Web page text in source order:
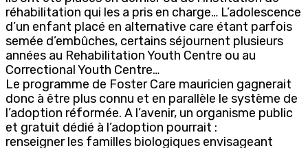
réhabilitation qui les a pris en charge… L’adolescence
d’un enfant placé en alternative care étant parfois
semée d’embûches, certains séjournent plusieurs
années au Rehabilitation Youth Centre ou au
Correctional Youth Centre…
Le programme de Foster Care mauricien gagnerait
donc à être plus connu et en parallèle le système de
l’adoption réformée. A l’avenir, un organisme public
et gratuit dédié à l’adoption pourrait :
renseigner les familles biologiques envisageant